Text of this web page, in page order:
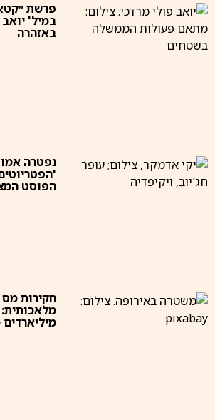
פרשת
במיל'
באזהרה
נפטרה
הפוסט
חקירות מס
מלאכותית: